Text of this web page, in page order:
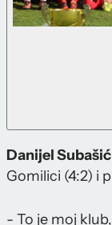
Danijel Subašić
Gomilici (4:2) i
- To je moj